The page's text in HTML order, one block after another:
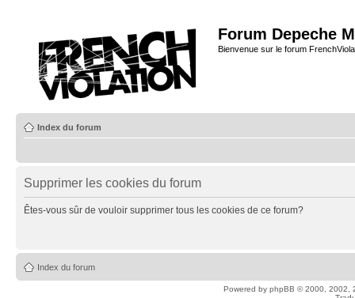
Forum Depeche
Bienvenue sur le forum
Index du forum
Supprimer les cookies du forum
Êtes-vous sûr de vouloir supprimer tous les cookies de ce forum?
Index du forum
Powered by phpBB © 2000, 2002,